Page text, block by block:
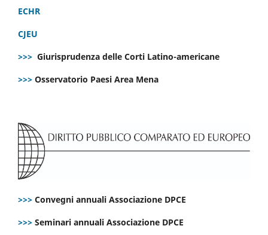
ECHR
CJEU
>>> Giurisprudenza delle Corti Latino-americane
>>> Osservatorio Paesi Area Mena
>>> Convegni annuali Associazione DPCE
>>> Seminari annuali Associazione DPCE